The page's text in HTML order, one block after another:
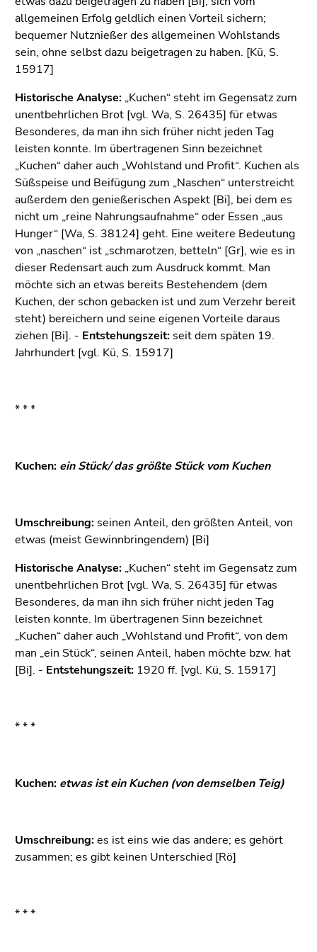
Sie diesen
Link.
Zum
(Zugriffstaste
1)
Zur
Positionsanzeige
(Zugriffstaste
2)
Zur
Hauptnavigation
(Zugriffstaste
3)
Zur
Unternavigation
(Zugriffstaste
4)
Zu
den
5)
Seiteneinstellungen
(Benutzer/Sprache)
Zur
Suche
(Zugriffstaste
allgemeinen Erfolg geldlich einen Vorteil sichern;
bequemer Nutznießer des allgemeinen Wohlstands
sein, ohne selbst dazu beigetragen zu haben. [Kü, S.
15917]
Historische Analyse: „Kuchen“ steht im Gegensatz zum
unentbehrlichen Brot [vgl. Wa, S. 26435] für etwas
Besonderes, da man ihn sich früher nicht jeden Tag
leisten konnte. Im übertragenen Sinn bezeichnet
„Kuchen“ daher auch „Wohlstand und Profit“. Kuchen als
Süßspeise und Beifügung zum „Naschen“ unterstreicht
außerdem den genießerischen Aspekt [Bi], bei dem es
nicht um „reine Nahrungsaufnahme“ oder Essen „aus
Hunger“ [Wa, S. 38124] geht. Eine weitere Bedeutung
von „naschen“ ist „schmarotzen, betteln“ [Gr], wie es in
dieser Redensart auch zum Ausdruck kommt. Man
möchte sich an etwas bereits Bestehendem (dem
Kuchen, der schon gebacken ist und zum Verzehr bereit
steht) bereichern und seine eigenen Vorteile daraus
ziehen [Bi]. - Entstehungszeit: seit dem späten 19.
Jahrhundert [vgl. Kü, S. 15917]
* * *
Kuchen: ein Stück/ das größte Stück vom Kuchen
Umschreibung: seinen Anteil, den größten Anteil, von
etwas (meist Gewinnbringendem) [Bi]
Historische Analyse: „Kuchen“ steht im Gegensatz zum
unentbehrlichen Brot [vgl. Wa, S. 26435] für etwas
Besonderes, da man ihn sich früher nicht jeden Tag
leisten konnte. Im übertragenen Sinn bezeichnet
„Kuchen“ daher auch „Wohlstand und Profit“, von dem
man „ein Stück“, seinen Anteil, haben möchte bzw. hat
[Bi]. - Entstehungszeit: 1920 ff. [vgl. Kü, S. 15917]
* * *
Kuchen: etwas ist ein Kuchen (von demselben Teig)
Umschreibung:es ist eins wie das andere; es gehört
zusammen; es gibt keinen Unterschied [Rö]
* * *